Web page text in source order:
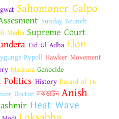
Sahomoner Galpo
Sunday Brunch
Media Supreme Court
Eid Ul Adha Elon
Bypoll Hawker Movement
Madrasa Genocide
Politics History Round of 16
Doctor লকডাউন Anish
Heat Wave